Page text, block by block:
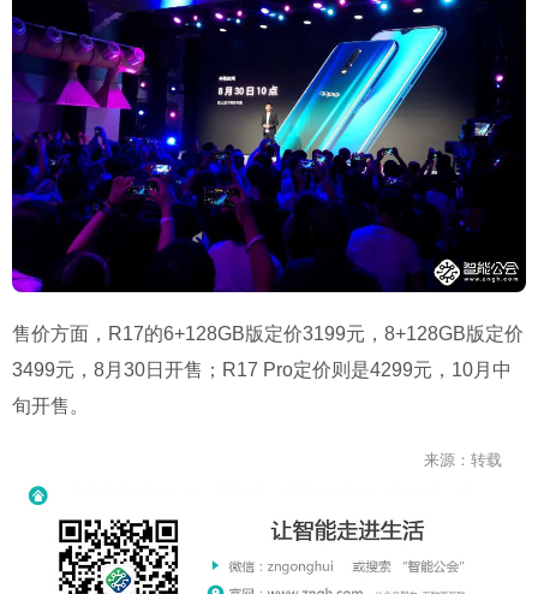
售价方面，R17的6+128GB版定价3199元，8+128GB版定价
3499元，8月30日开售；R17 Pro定价则是4299元，10月中
旬开售。
来源：转载